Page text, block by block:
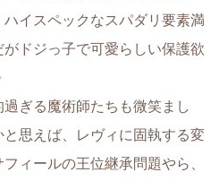
イスペックなスパダリ要素満
ドジっ子で可愛らしい保護欲
ぎる魔術師たちも微笑まし
思えば、レヴィに固執する変
ィールの王位継承問題やら、